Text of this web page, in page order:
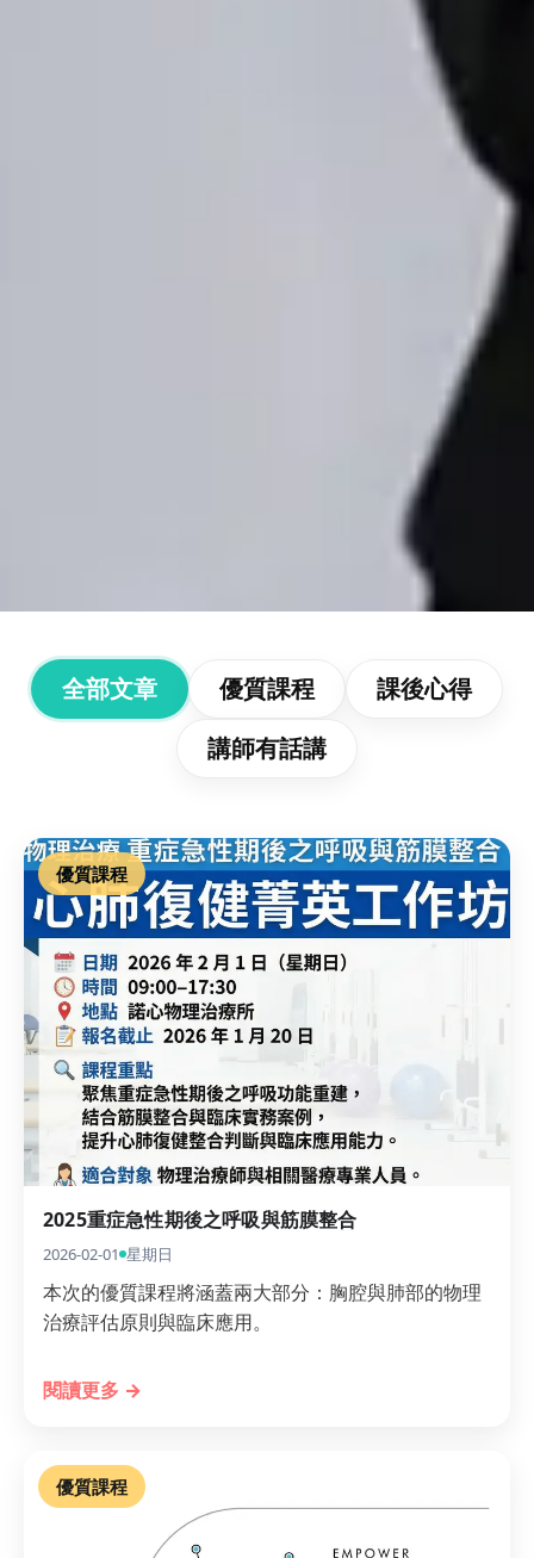
文章分類篩選
全部文章 優質課程
課後心得
講師有話講
優質課程
2025重症急性期後之呼吸與筋膜整合
2026-02-01 星期日
本次的優質課程將涵蓋兩大部分：胸腔與肺部的物理
治療評估原則與臨床應用。
閱讀更多 →
優質課程